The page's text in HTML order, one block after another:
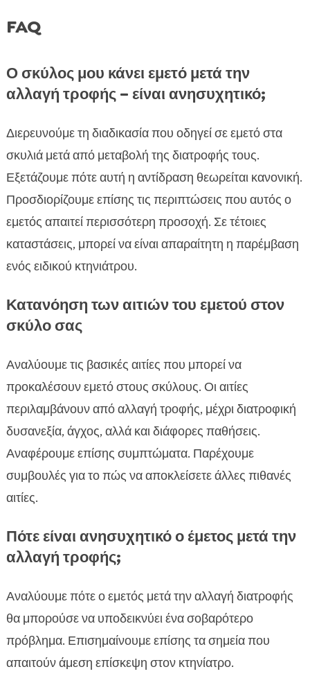
FAQ
Ο σκύλος μου κάνει εμετό μετά την
αλλαγή τροφής – είναι ανησυχητικό;
Διερευνούμε τη διαδικασία που οδηγεί σε εμετό στα
σκυλιά μετά από μεταβολή της διατροφής τους.
Εξετάζουμε πότε αυτή η αντίδραση θεωρείται κανονική.
Προσδιορίζουμε επίσης τις περιπτώσεις που αυτός ο
εμετός απαιτεί περισσότερη προσοχή. Σε τέτοιες
καταστάσεις, μπορεί να είναι απαραίτητη η παρέμβαση
ενός ειδικού κτηνιάτρου.
Κατανόηση των αιτιών του εμετού στον
σκύλο σας
Αναλύουμε τις βασικές αιτίες που μπορεί να
προκαλέσουν εμετό στους σκύλους. Οι αιτίες
περιλαμβάνουν από αλλαγή τροφής, μέχρι διατροφική
δυσανεξία, άγχος, αλλά και διάφορες παθήσεις.
Αναφέρουμε επίσης συμπτώματα. Παρέχουμε
συμβουλές για το πώς να αποκλείσετε άλλες πιθανές
αιτίες.
Πότε είναι ανησυχητικό ο έμετος μετά την
αλλαγή τροφής;
Αναλύουμε πότε ο εμετός μετά την αλλαγή διατροφής
θα μπορούσε να υποδεικνύει ένα σοβαρότερο
πρόβλημα. Επισημαίνουμε επίσης τα σημεία που
απαιτούν άμεση επίσκεψη στον κτηνίατρο.